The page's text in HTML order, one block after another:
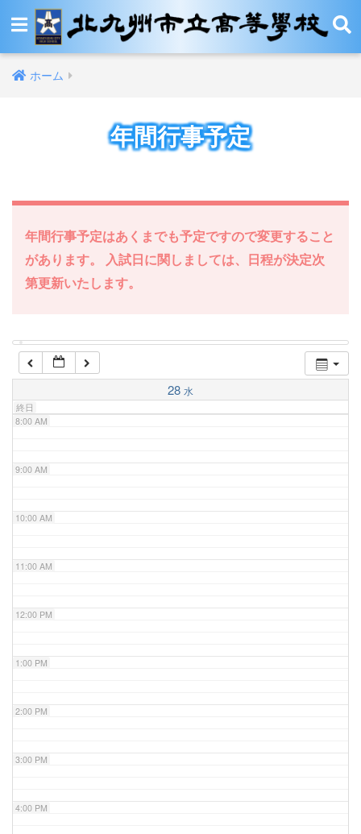
ホーム
年間行事予定
年間行事予定はあくまでも予定ですので変更すること
があります。 入試日に関しましては、日程が決定次
第更新いたします。
28 水
終日
12:00 AM
1:00 AM
4:00 AM
5:00 AM
7:00 AM
8:00 AM
9:00 AM
10:00 AM
11:00 AM
12:00 PM
1:00 PM
2:00 PM
3:00 PM
4:00 PM